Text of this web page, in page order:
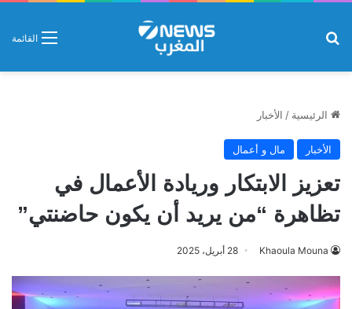
القائمة
الرئيسية / الأخبار
الأخبار مال و أعمال
تعزيز الابتكار وريادة الأعمال في
تظاهرة “من يريد أن يكون حاضنتي”
Khaoula Mouna 28 أبريل، 2025